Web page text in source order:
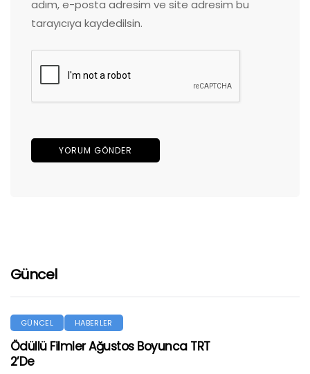
adım, e-posta adresim ve site adresim bu
tarayıcıya kaydedilsin.
Güncel
GÜNCEL HABERLER
Ödüllü Filmler Ağustos Boyunca TRT
2’de